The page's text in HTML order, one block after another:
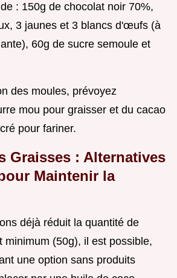
: 150g de chocolat noir 70%,
3 jaunes et 3 blancs d'œufs (à
60g de sucre semoule et
des moules, prévoyez
mou pour graisser et du cacao
pour fariner.
Graisses : Alternatives
Maintenir la
déjà réduit la quantité de
minimum (50g), il est possible,
une option sans produits